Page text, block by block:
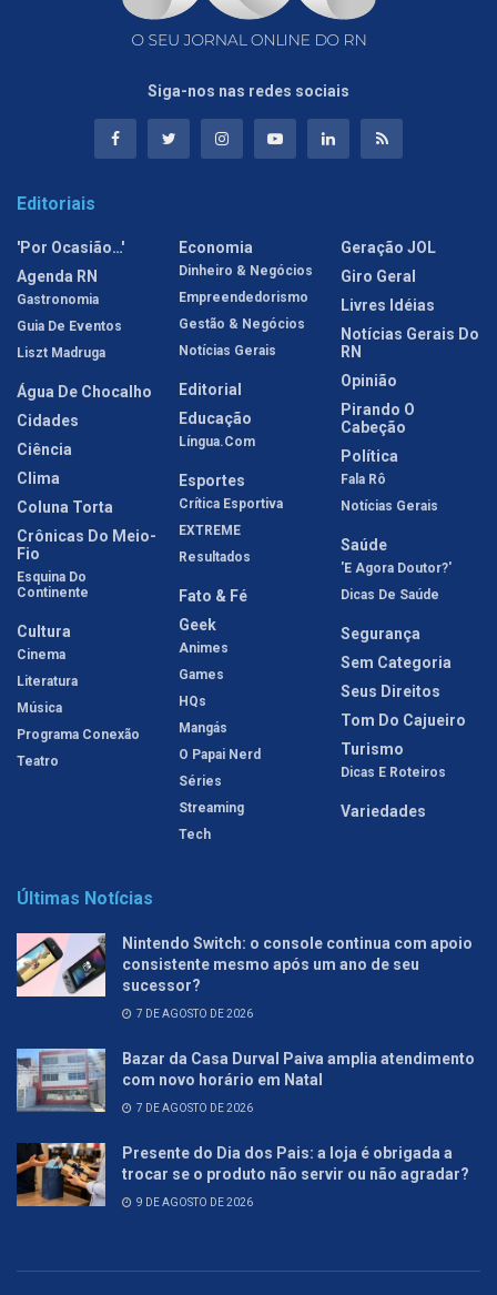
Siga-nos nas redes sociais
Editoriais
'Por Ocasião…'
Agenda RN
Gastronomia
Guia De Eventos
Liszt Madruga
Água De Chocalho
Cidades
Ciência
Clima
Coluna Torta
Crônicas Do Meio-
Fio
Esquina Do
Continente
Cultura
Cinema
Literatura
Música
Programa Conexão
Teatro
Economia
Dinheiro & Negócios
Empreendedorismo
Gestão & Negócios
Notícias Gerais
Editorial
Educação
Língua.com
Esportes
Crítica Esportiva
EXTREME
Resultados
Fato & Fé
Geek
Animes
Games
HQs
Mangás
O Papai Nerd
Séries
Streaming
Tech
Geração JOL
Giro Geral
Livres Idéias
Notícias Gerais Do
RN
Opinião
Pirando O
Cabeção
Política
Fala Rô
Notícias Gerais
Saúde
'E Agora Doutor?'
Dicas De Saúde
Segurança
Sem Categoria
Seus Direitos
Tom Do Cajueiro
Turismo
Dicas E Roteiros
Variedades
Últimas Notícias
Nintendo Switch: o console continua com apoio
consistente mesmo após um ano de seu
sucessor?
7 DE AGOSTO DE 2026
Bazar da Casa Durval Paiva amplia atendimento
com novo horário em Natal
7 DE AGOSTO DE 2026
Presente do Dia dos Pais: a loja é obrigada a
trocar se o produto não servir ou não agradar?
9 DE AGOSTO DE 2026